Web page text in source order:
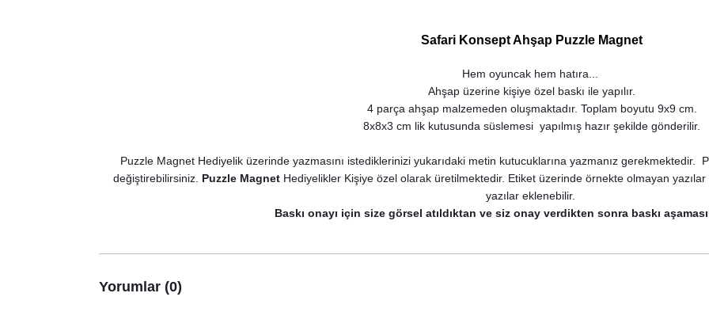
40,00 TL
48,00 TL
Safari Konsept Ahşap Puzzle Magnet
Hem oyuncak hem hatıra...
Ahşap üzerine kişiye özel baskı ile yapılır.
4 parça ahşap malzemeden oluşmaktadır. Toplam boyutu 9x9 cm.
8x8x3 cm lik kutusunda süslemesi yapılmış hazır şekilde gönderilir.
Puzzle Magnet Hediyelik üzerinde yazmasını istediklerinizi yukarıdaki metin kutucuklarına yazmanız gerekmektedir.
değiştirebilirsiniz. Puzzle Magnet Hediyelikler Kişiye özel olarak üretilmektedir. Etiket üzerinde örnekte olmayan yazılar
yazılar eklenebilir.
Baskı onayı için size görsel atıldıktan ve siz onay verdikten sonra baskı
Yorumlar (0)